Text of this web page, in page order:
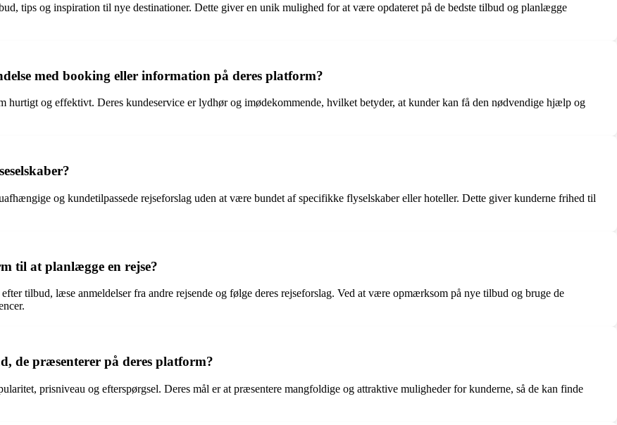
tips og inspiration til nye destinationer. Dette giver en unik mulighed for at være opdateret på de bedste tilbud og planlægge
med booking eller information på deres platform?
hurtigt og effektivt. Deres kundeservice er lydhør og imødekommende, hvilket betyder, at kunder kan få den nødvendige hjælp og
og kundetilpassede rejseforslag uden at være bundet af specifikke flyselskaber eller hoteller. Dette giver kunderne frihed til
til at planlægge en rejse?
tilbud, læse anmeldelser fra andre rejsende og følge deres rejseforslag. Ved at være opmærksom på nye tilbud og bruge de
de præsenterer på deres platform?
prisniveau og efterspørgsel. Deres mål er at præsentere mangfoldige og attraktive muligheder for kunderne, så de kan finde